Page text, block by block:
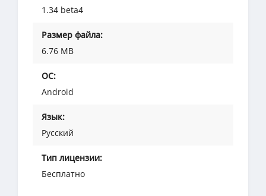
1.34 beta4
Размер файла:
6.76 MB
ОС:
Android
Язык:
Русский
Тип лицензии:
Бесплатно